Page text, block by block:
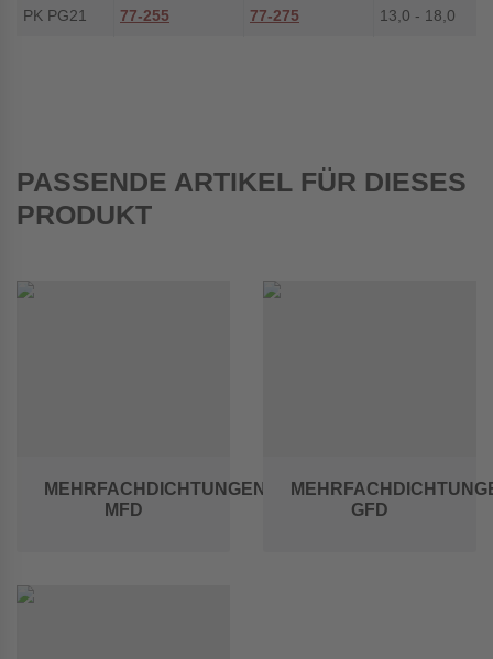
PK PG21 77-255 77-275 13,0 - 18,0
PASSENDE ARTIKEL FÜR DIESES
PRODUKT
MEHRFACHDICHTUNGEN
MFD
GFD